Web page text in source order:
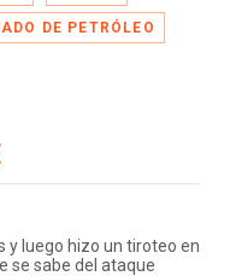
DE PETRÓLEO
y luego hizo un tiroteo en
se sabe del ataque